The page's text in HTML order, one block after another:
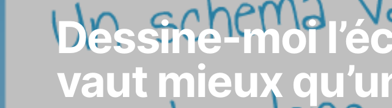
Dessine-moi
vaut mieux